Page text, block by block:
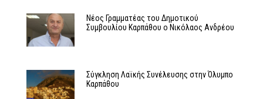
Νέος Γραμματέας του Δημοτικού
Συμβουλίου Καρπάθου ο Νικόλαος Ανδρέου
Σύγκληση Λαϊκής Συνέλευσης στην Όλυμπο
Καρπάθου